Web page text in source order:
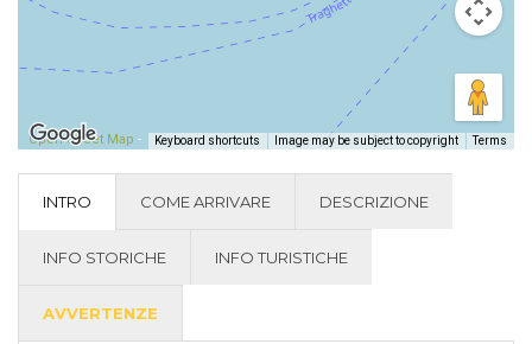
Open Street Map - Keyboard shortcuts Image may be subject to copyright Terms
INTRO COME ARRIVARE DESCRIZIONE
INFO STORICHE INFO TURISTICHE
AVVERTENZE